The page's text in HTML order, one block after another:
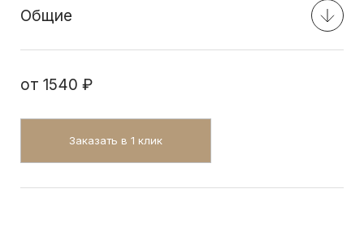
Общие
от 1540 ₽
Заказать в 1 клик